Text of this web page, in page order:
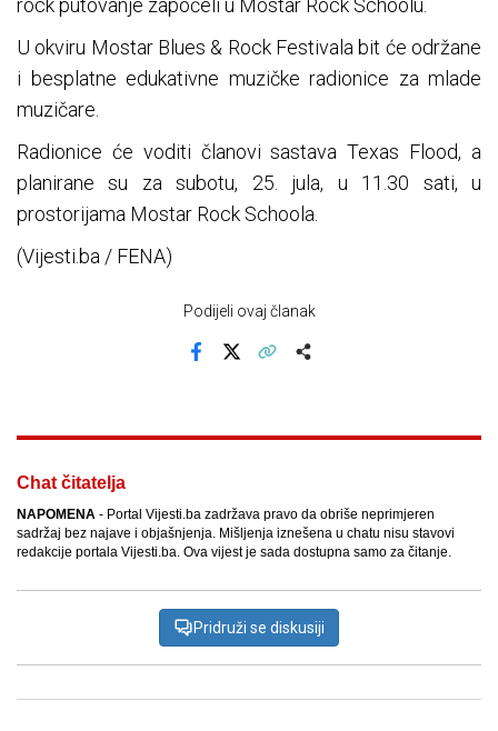
rock putovanje započeli u Mostar Rock Schoolu.
U okviru Mostar Blues & Rock Festivala bit će održane
i besplatne edukativne muzičke radionice za mlade
muzičare.
Radionice će voditi članovi sastava Texas Flood, a
planirane su za subotu, 25. jula, u 11.30 sati, u
prostorijama Mostar Rock Schoola.
(Vijesti.ba / FENA)
Podijeli ovaj članak
Chat čitatelja
NAPOMENA - Portal Vijesti.ba zadržava pravo da obriše neprimjeren
sadržaj bez najave i objašnjenja. Mišljenja iznešena u chatu nisu stavovi
redakcije portala Vijesti.ba. Ova vijest je sada dostupna samo za čitanje.
Pridruži se diskusiji